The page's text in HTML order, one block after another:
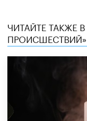
ЧИТАЙТЕ ТАКЖЕ
ПРОИСШЕСТВИЙ»